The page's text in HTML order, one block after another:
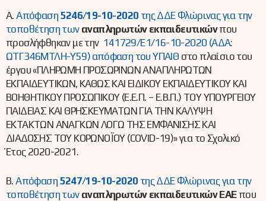
Α.Απόφαση 5246/19-10-2020 της ΔΔΕ Φλώρινας για την
τοποθέτηση των αναπληρωτών εκπαιδευτικώνπου
προσλήφθηκαν με την 141729/Ε1/16-10-2020 (ΑΔΑ:
ΩΤΓ346ΜΤΛΗ-Υ59) απόφαση του ΥΠΑΙΘ στο πλαίσιο του
έργου «ΠΛΗΡΩΜΗ ΠΡΟΣΩΡΙΝΩΝ ΑΝΑΠΛΗΡΩΤΩΝ
ΕΚΠΑΙΔΕΥΤΙΚΩΝ, ΚΑΘΩΣ ΚΑΙ ΕΙΔΙΚΟΥ ΕΚΠΑΙΔΕΥΤΙΚΟΥ ΚΑΙ
ΒΟΗΘΗΤΙΚΟΥ ΠΡΟΣΩΠΙΚΟΥ (Ε.Ε.Π. – Ε.Β.Π.) ΤΟΥ ΥΠΟΥΡΓΕΙΟΥ
ΠΑΙΔΕΙΑΣ ΚΑΙ ΘΡΗΣΚΕΥΜΑΤΩΝ ΓΙΑ ΤΗΝ ΚΑΛΥΨΗ
ΕΚΤΑΚΤΩΝ ΑΝΑΓΚΩΝ ΛΟΓΩ ΤΗΣ ΕΜΦΑΝΙΣΗΣ ΚΑΙ
ΔΙΑΔΟΣΗΣ ΤΟΥ ΚΟΡΩΝΟΪΟΥ (COVID-19)» για το Σχολικό
Έτος 2020-2021.
Β.Απόφαση 5247/19-10-2020 της ΔΔΕ Φλώρινας για την
τοποθέτηση των αναπληρωτών εκπαιδευτικών ΕΑΕ που